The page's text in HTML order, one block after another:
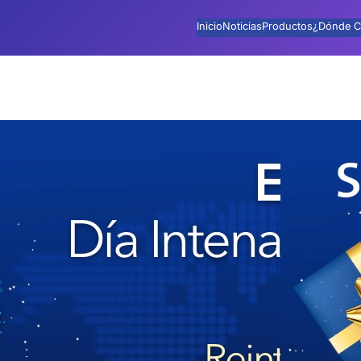
InicioNoticiasProductos¿Dónde